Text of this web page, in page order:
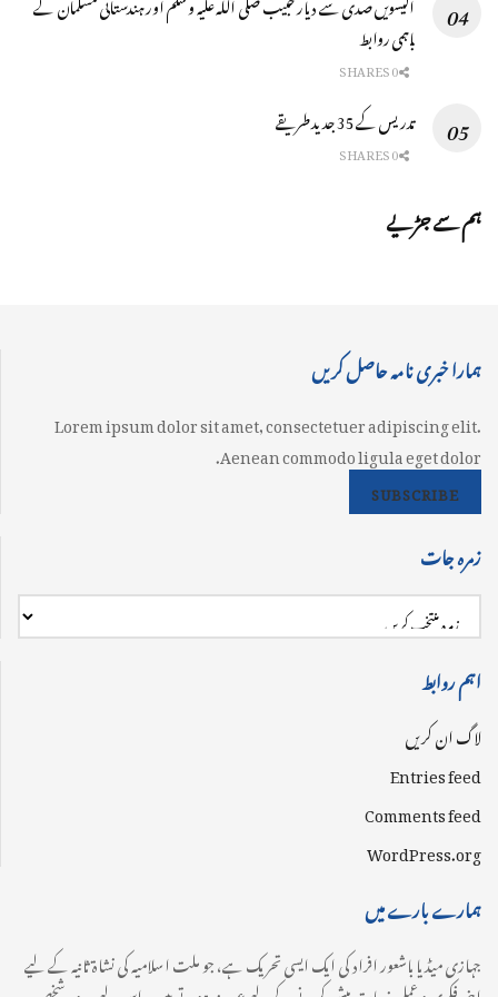
باہمی روابط
تدریس کے 35 جدید طریقے
ہم سے جڑیے
ہمارا خبری نامہ حاصل کریں
Lorem ipsum dolor sit amet, consectetuer adipiscing elit.
Aenean commodo ligula eget dolor.
SUBSCRIBE
زمرہ جات
اہم روابط
لاگ ان کریں
Entries feed
Comments feed
WordPress.org
ہمارے بارے میں
جہازی میڈیا باشعور افراد کی ایک ایسی تحریک ہے، جو ملت اسلامیہ کی نشاۃ ثانیہ کے لیے